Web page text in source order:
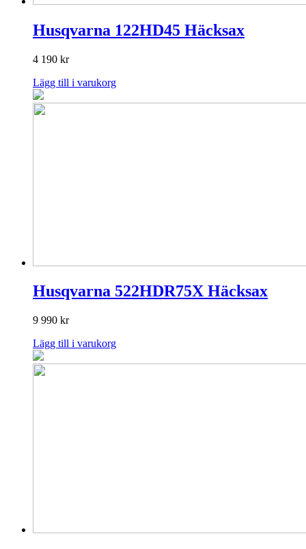
Husqvarna 122HD45 Häcksax
4 190 kr
Lägg till i varukorg
Husqvarna 522HDR75X Häcksax
9 990 kr
Lägg till i varukorg